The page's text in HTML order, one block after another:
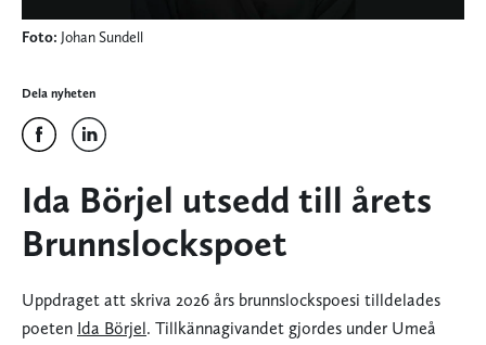
Foto: Johan Sundell
Dela nyheten
Ida Börjel utsedd till årets
Brunnslockspoet
Uppdraget att skriva 2026 års brunnslockspoesi tilldelades
poeten Ida Börjel. Tillkännagivandet gjordes under Umeå